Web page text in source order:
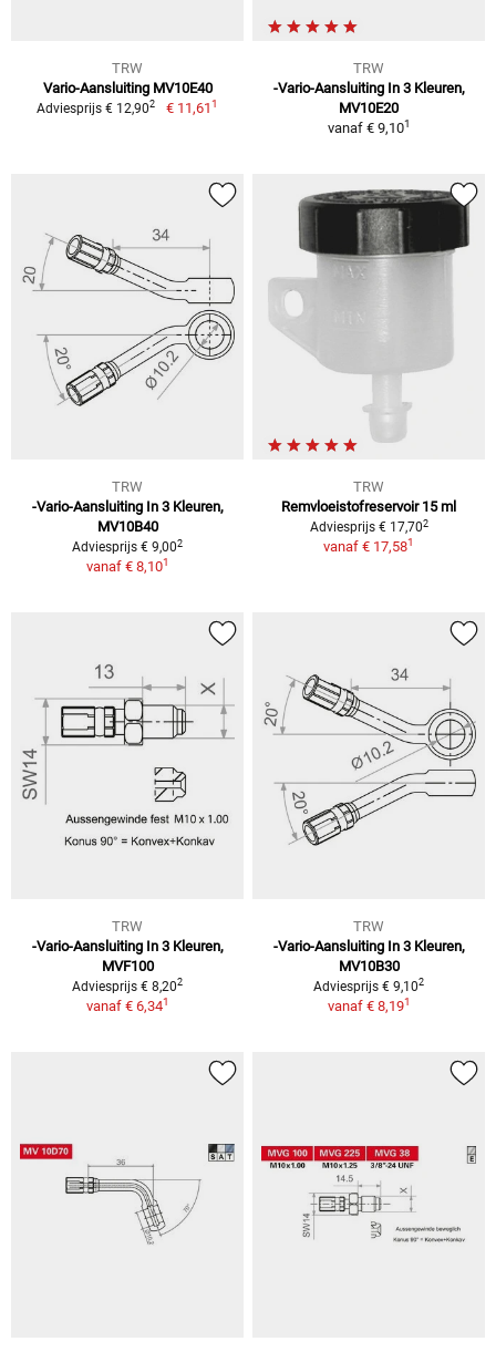
TRW
Vario-Aansluiting MV10E40
Adviesprijs € 12,902 € 11,611
TRW
-Vario-Aansluiting In 3 Kleuren,
MV10E20
vanaf € 9,101
TRW
-Vario-Aansluiting In 3 Kleuren,
MV10B40
Adviesprijs € 9,002
vanaf € 8,101
TRW
Remvloeistofreservoir 15 ml
Adviesprijs € 17,702
vanaf € 17,581
TRW
-Vario-Aansluiting In 3 Kleuren,
MVF100
Adviesprijs € 8,202
vanaf € 6,341
TRW
-Vario-Aansluiting In 3 Kleuren,
MV10B30
Adviesprijs € 9,102
vanaf € 8,191